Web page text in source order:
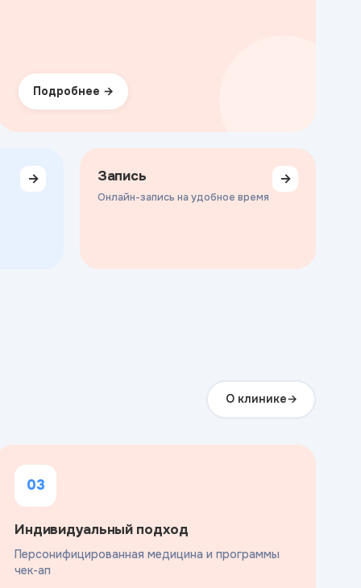
Подробнее
→ Запись
Онлайн-запись на удобное время
→
О клинике
03
Индивидуальный подход
Персонифицированная медицина и программы
чек-ап